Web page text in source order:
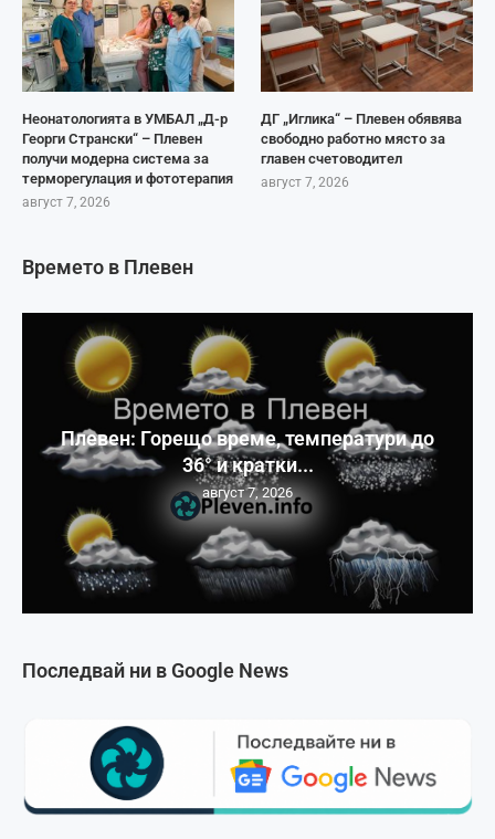
Последвай ни в Google News
Неонатологията в УМБАЛ „Д-р
Георги Странски“ – Плевен
получи модерна система за
терморегулация и фототерапия
август 7, 2026
ДГ „Иглика“ – Плевен обявява
свободно работно място за
главен счетоводител
август 7, 2026
Времето в Плевен
Плевен: Горещо време, температури до
36° и кратки...
август 7, 2026